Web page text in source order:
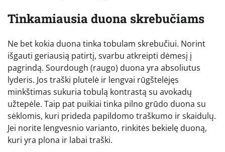
Tinkamiausia duona skrebučiams
Ne bet kokia duona tinka tobulam skrebučiui. Norint
išgauti geriausią patirtį, svarbu atkreipti dėmesį į
pagrindą. Sourdough (raugo) duona yra absoliutus
lyderis. Jos traški plutelė ir lengvai rūgštelėjęs
minkštimas sukuria tobulą kontrastą su avokadų
užtepėle. Taip pat puikiai tinka pilno grūdo duona su
sėklomis, kuri prideda papildomo traškumo ir skaidulų.
Jei norite lengvesnio varianto, rinkitės bekielę duoną,
kuri yra plona ir labai traški.